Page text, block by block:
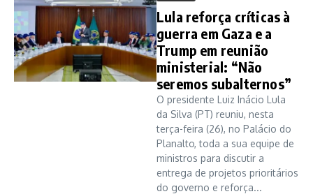
Lula reforça críticas à
guerra em Gaza e a
Trump em reunião
ministerial: “Não
seremos subalternos”
O presidente Luiz Inácio Lula
da Silva (PT) reuniu, nesta
terça-feira (26), no Palácio do
Planalto, toda a sua equipe de
ministros para discutir a
entrega de projetos prioritários
do governo e reforça...